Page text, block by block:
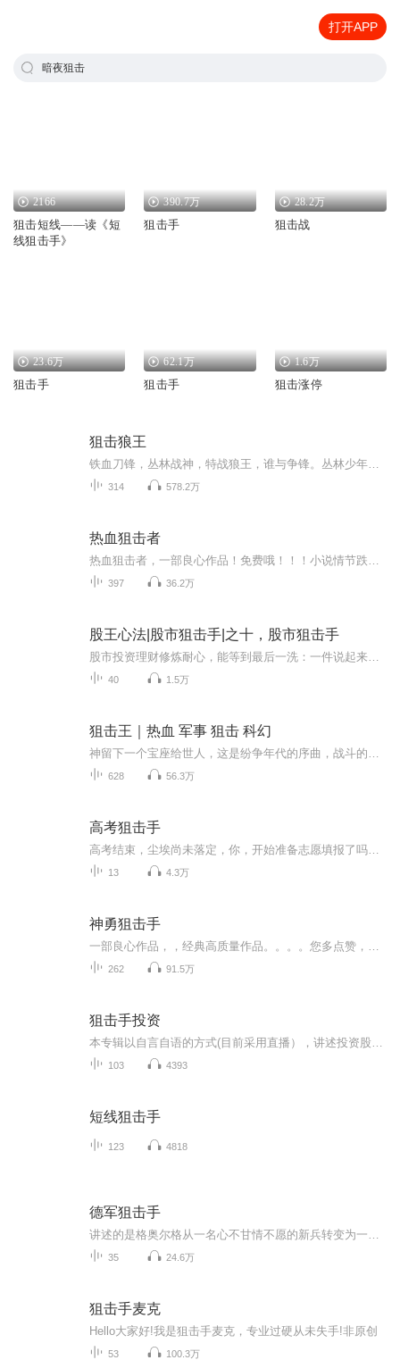
打开APP
暗夜狙击
2166
狙击短线——读《短
线狙击手》
390.7万
狙击手
28.2万
狙击战
23.6万
狙击手
62.1万
狙击手
1.6万
狙击涨停
狙击狼王
314 578.2万
热血狙击者
397 36.2万
股王心法|股市狙击手|之十，股市狙击手
40 1.5万
狙击王｜热血 军事 狙击 科幻
628 56.3万
高考狙击手
13 4.3万
神勇狙击手
262 91.5万
狙击手投资
103 4393
短线狙击手
123 4818
德军狙击手
35 24.6万
狙击手麦克
Hello大家好!我是狙击手麦克，专业过硬从未失手!非原创
53 100.3万